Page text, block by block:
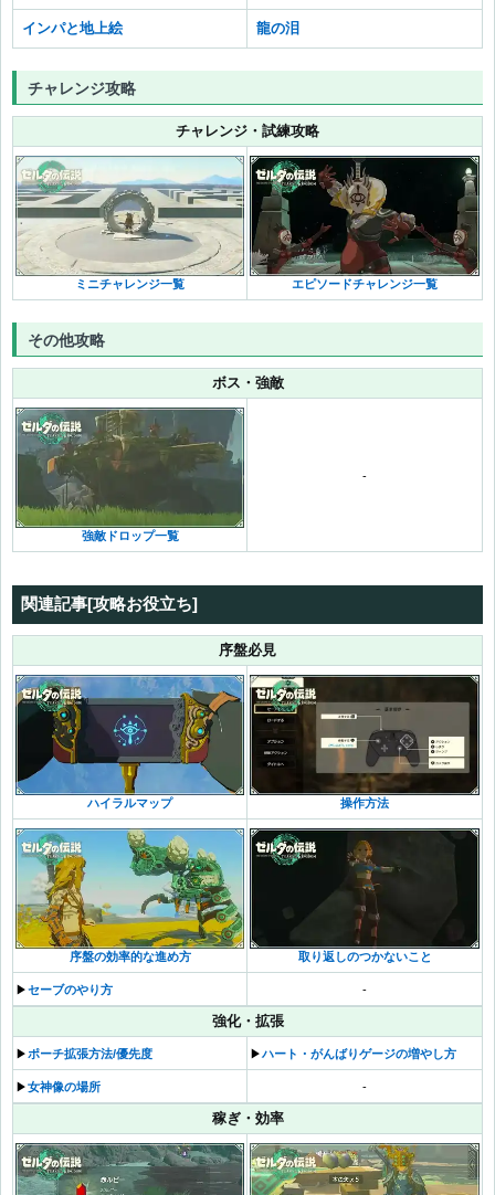
インパと地上絵 龍の泪
チャレンジ攻略
チャレンジ・試練攻略
ミニチャレンジ一覧 エピソードチャレンジ一覧
その他攻略
ボス・強敵
強敵ドロップ一覧
-
関連記事[攻略お役立ち]
序盤必見
ハイラルマップ 操作方法
序盤の効率的な進め方 取り返しのつかないこと
▶︎セーブのやり方 -
強化・拡張
▶︎ ポーチ拡張方法/優先度 ▶︎ハート・がんばりゲージの増やし方
▶︎女神像の場所 -
稼ぎ・効率